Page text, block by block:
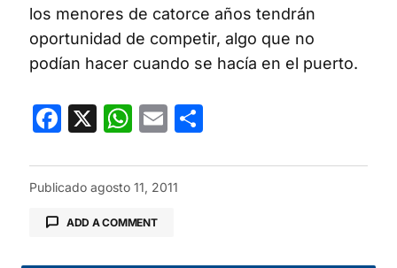
los menores de catorce años tendrán
oportunidad de competir, algo que no
podían hacer cuando se hacía en el puerto.
Facebook
X WhatsApp
Email
Publicado agosto 11, 2011
ADD A COMMENT